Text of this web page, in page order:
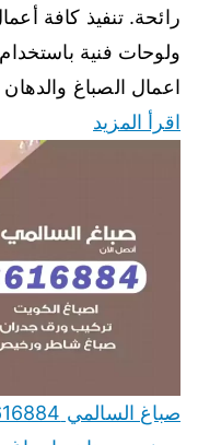
رائحة. تنفيذ كافة
ولوحات فنية باستخدام
اعمال الصباغ
اقرأ المزيد